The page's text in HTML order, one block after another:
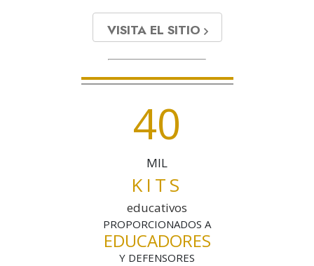
VISITA EL SITIO
40
MIL
KITS
educativos
PROPORCIONADOS A
EDUCADORES
Y DEFENSORES